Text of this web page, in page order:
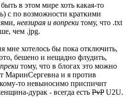
в этом мире хоть какая-то
с по возможности краткими
невзирая и вопреки тому, что .txt
чем .jpg.
хотелось бы пока отключить,
бешено и нещадно флудить,
тому, что в блогах это можно
МаринСергевна и я против
то невыносимо приспичит
дурак - всегда есть PvPU2U.